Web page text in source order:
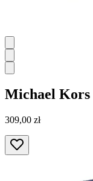
Michael Kors
309,00 zł